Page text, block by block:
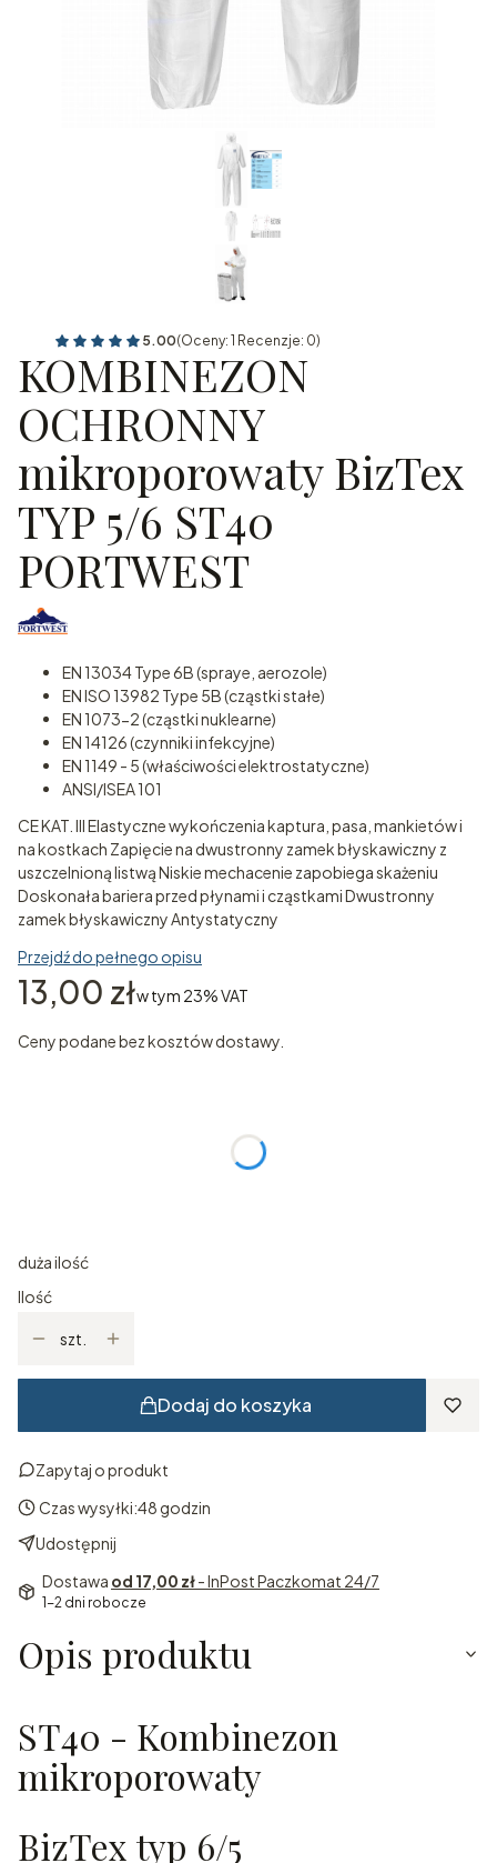
5.00(Oceny: 1 Recenzje: 0)
KOMBINEZON
OCHRONNY
mikroporowaty BizTex
TYP 5/6 ST40
PORTWEST
EN 13034 Type 6B (spraye, aerozole)
EN ISO 13982 Type 5B (cząstki stałe)
EN 1073-2 (cząstki nuklearne)
EN 14126 (czynniki infekcyjne)
EN 1149 - 5 (właściwości elektrostatyczne)
ANSI/ISEA 101
CE KAT. III Elastyczne wykończenia kaptura, pasa, mankietów i
na kostkach Zapięcie na dwustronny zamek błyskawiczny z
uszczelnioną listwą Niskie mechacenie zapobiega skażeniu
Doskonała bariera przed płynami i cząstkami Dwustronny
zamek błyskawiczny Antystatyczny
Przejdź do pełnego opisu
Cena
13,00 złw tym 23% VAT
w tym 23%VAT
Ceny podane bez kosztów dostawy.
duża ilość
Ilość
szt.
Dodaj do koszyka
Zapytaj o produkt
Czas wysyłki:48 godzin
Udostępnij
Dostawa od 17,00 zł- InPost Paczkomat 24/7
1-2 dni robocze
Opis produktu
ST40 - Kombinezon
mikroporowaty
BizTex typ 6/5